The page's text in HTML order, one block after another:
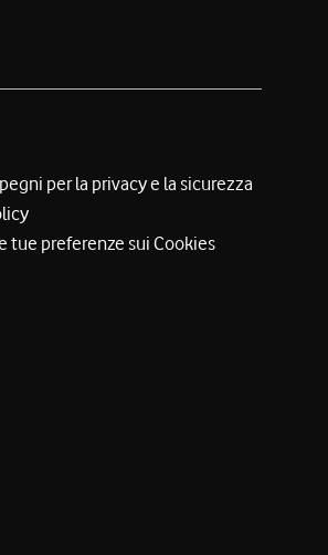
per la privacy e la sicurezza
tue preferenze sui Cookies